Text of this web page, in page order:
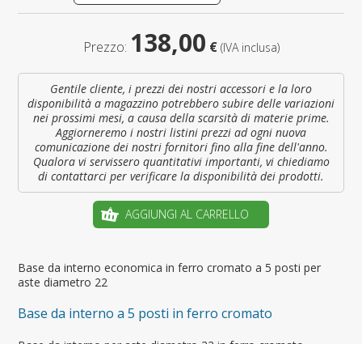
Base da interno economica in ferro cromato a 5 posti per
aste diametro 22
Base da interno a 5 posti in ferro cromato
Prezzo: 138,00 € (IVA inclusa)
Gentile cliente, i prezzi dei nostri accessori e la loro
disponibilità a magazzino potrebbero subire delle variazioni
nei prossimi mesi, a causa della scarsità di materie prime.
Aggiorneremo i nostri listini prezzi ad ogni nuova
comunicazione dei nostri fornitori fino alla fine dell'anno.
Qualora vi servissero quantitativi importanti, vi chiediamo
di contattarci per verificare la disponibilità dei prodotti.
AGGIUNGI AL CARRELLO